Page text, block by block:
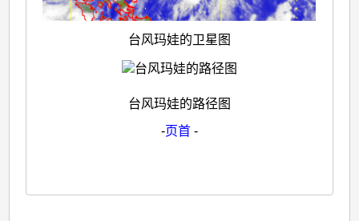
台风玛娃的卫星图
台风玛娃的路径图
-页首-